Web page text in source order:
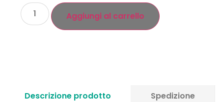
Aggiungi al carrello
Descrizione prodotto
Spedizione